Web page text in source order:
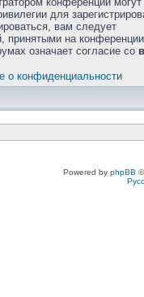
для
вам следует
принятыми на
означает согласие со
о конфиденциальности
Powered by phpBB